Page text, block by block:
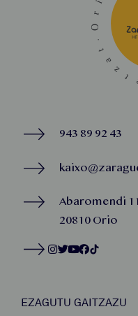
943 89 92 43
Abaromendi 11
20810 Orio
EZAGUTU GAITZAZU